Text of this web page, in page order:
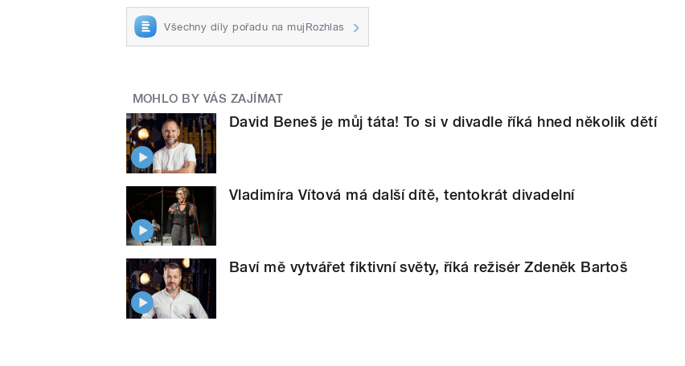
Všechny díly pořadu na mujRozhlas
MOHLO BY VÁS ZAJÍMAT
David Beneš je můj táta! To si v divadle říká hned několik dětí
Vladimíra Vítová má další dítě, tentokrát divadelní
Baví mě vytvářet fiktivní světy, říká režisér Zdeněk Bartoš